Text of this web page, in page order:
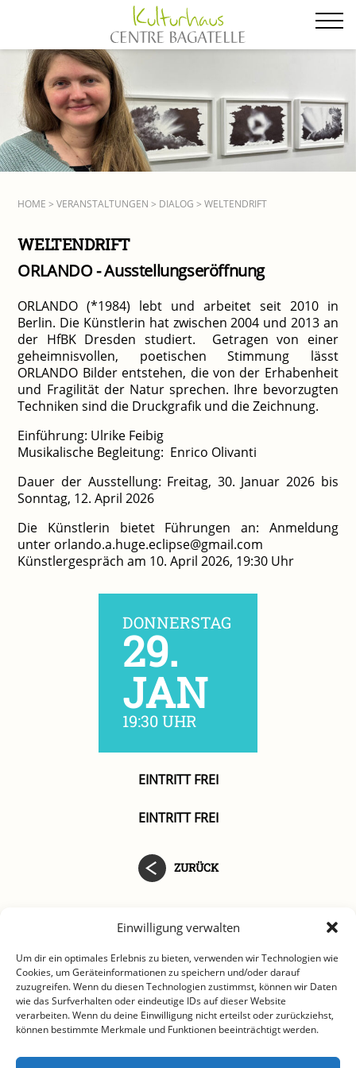
Einwilligung verwalten
Um dir ein optimales Erlebnis zu bieten, verwenden wir Technologien wie
Cookies, um Geräteinformationen zu speichern und/oder darauf
zuzugreifen. Wenn du diesen Technologien zustimmst, können wir Daten
wie das Surfverhalten oder eindeutige IDs auf dieser Website
verarbeiten. Wenn du deine Einwilligung nicht erteilst oder zurückziehst,
können bestimmte Merkmale und Funktionen beeinträchtigt werden.
Zum
Inhalt
springen
HOME >VERANSTALTUNGEN > DIALOG > WELTENDRIFT
WELTENDRIFT
ORLANDO - Ausstellungseröffnung
ORLANDO (*1984) lebt und arbeitet seit 2010 in
Berlin. Die Künstlerin hat zwischen 2004 und 2013 an
der HfBK Dresden studiert. Getragen von einer
geheimnisvollen, poetischen Stimmung lässt
ORLANDO Bilder entstehen, die von der Erhabenheit
und Fragilität der Natur sprechen. Ihre bevorzugten
Techniken sind die Druckgrafik und die Zeichnung.
Einführung: Ulrike Feibig
Musikalische Begleitung: Enrico Olivanti
Dauer der Ausstellung: Freitag, 30. Januar 2026 bis
Sonntag, 12. April 2026
Die Künstlerin bietet Führungen an: Anmeldung
unter orlando.a.huge.eclipse@gmail.com
Künstlergespräch am 10. April 2026, 19:30 Uhr
DONNERSTAG
29.
JAN
19:30 UHR
EINTRITT FREI
EINTRITT FREI
ZURÜCK